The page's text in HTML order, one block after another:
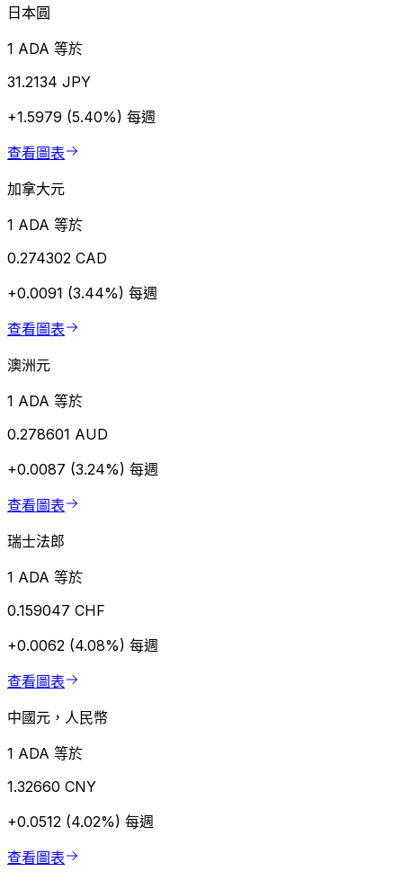
日本圓
1 ADA 等於
31.2134 JPY
+1.5979 (5.40%) 每週
查看圖表
加拿大元
1 ADA 等於
0.274302 CAD
+0.0091 (3.44%) 每週
查看圖表
澳洲元
1 ADA 等於
0.278601 AUD
+0.0087 (3.24%) 每週
查看圖表
瑞士法郎
1 ADA 等於
0.159047 CHF
+0.0062 (4.08%) 每週
查看圖表
中國元，人民幣
1 ADA 等於
1.32660 CNY
+0.0512 (4.02%) 每週
查看圖表